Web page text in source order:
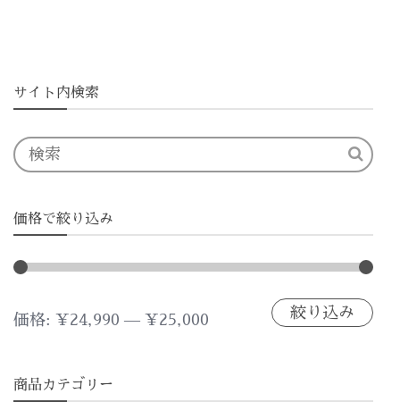
サイト内検索
価格で絞り込み
最
価
最
価
絞り込み
価格: ¥24,990 — ¥25,000
商品カテゴリー